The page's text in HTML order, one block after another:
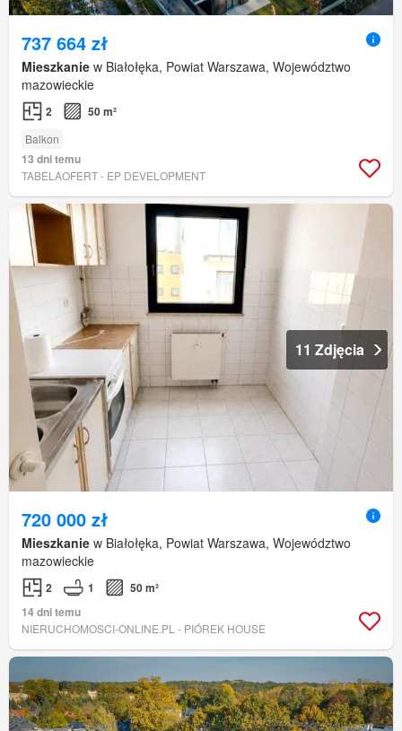
737 664 zł
Mieszkanie w Białołęka, Powiat Warszawa, Województwo
mazowieckie
2 50 m²
Balkon
13 dni temu
TABELAOFERT - EP DEVELOPMENT
11 Zdjęcia
720 000 zł
Mieszkanie w Białołęka, Powiat Warszawa, Województwo
mazowieckie
2 1
50 m²
14 dni temu
NIERUCHOMOSCI-ONLINE.PL - PIÓREK HOUSE